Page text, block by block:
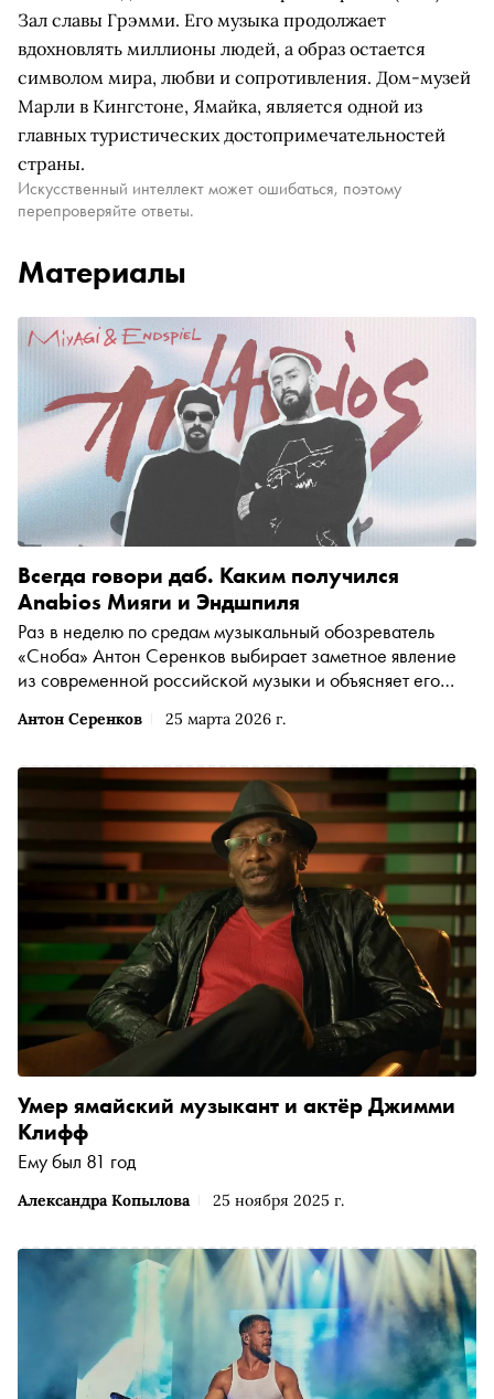
Зал славы Грэмми. Его музыка продолжает
вдохновлять миллионы людей, а образ остается
символом мира, любви и сопротивления. Дом-музей
Марли в Кингстоне, Ямайка, является одной из
главных туристических достопримечательностей
страны.
Искусственный интеллект может ошибаться, поэтому
перепроверяйте ответы.
Материалы
Антон Серенков 25 марта 2026 г.
Всегда говори даб. Каким получился
Anabios Мияги и Эндшпиля
Раз в неделю по средам музыкальный обозреватель
«Сноба» Антон Серенков выбирает заметное явление
из современной российской музыки и объясняет его
на нём нет ни одной песни о чувствах (представьте
бэпа (и Скриптонит; и Sticky Fingaz из Onyx; и даже
Велимир Хлебников — с оговорками)
Александра Копылова 25 ноября 2025 г.
Умер ямайский музыкант и актёр Джимми
Клифф
Ему был 81 год